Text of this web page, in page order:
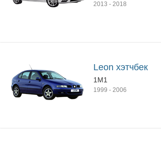
2013 - 2018
Leon хэтчбек
1M1
1999 - 2006